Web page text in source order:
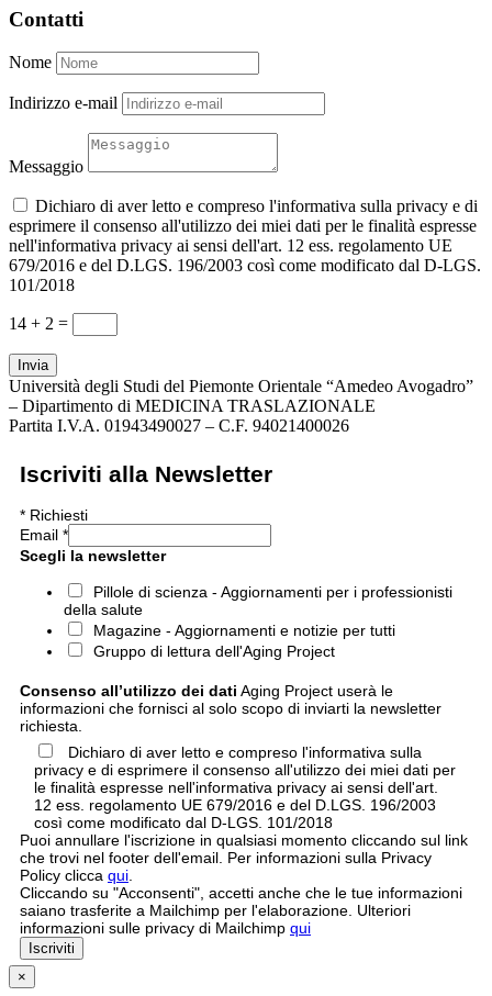
Contatti
Nome
Indirizzo e-mail
Messaggio
Dichiaro di aver letto e compreso l'informativa sulla privacy e di
esprimere il consenso all'utilizzo dei miei dati per le finalità espresse
nell'informativa privacy ai sensi dell'art. 12 ess. regolamento UE
679/2016 e del D.LGS. 196/2003 così come modificato dal D-LGS.
101/2018
14 + 2 =
Invia
Università degli Studi del Piemonte Orientale “Amedeo Avogadro”
– Dipartimento di MEDICINA TRASLAZIONALE
Partita I.V.A. 01943490027 – C.F. 94021400026
Iscriviti alla Newsletter
* Richiesti
Email *
Scegli la newsletter
Pillole di scienza - Aggiornamenti per i professionisti
della salute
Magazine - Aggiornamenti e notizie per tutti
Gruppo di lettura dell'Aging Project
Consenso all’utilizzo dei dati Aging Project userà le
informazioni che fornisci al solo scopo di inviarti la newsletter
richiesta.
Dichiaro di aver letto e compreso l'informativa sulla
privacy e di esprimere il consenso all'utilizzo dei miei dati per
le finalità espresse nell'informativa privacy ai sensi dell'art.
12 ess. regolamento UE 679/2016 e del D.LGS. 196/2003
così come modificato dal D-LGS. 101/2018
Puoi annullare l'iscrizione in qualsiasi momento cliccando sul link
che trovi nel footer dell'email. Per informazioni sulla Privacy
Policy clicca qui
Cliccando su "Acconsenti", accetti anche che le tue informazioni
saiano trasferite a Mailchimp per l'elaborazione. Ulteriori
informazioni sulle privacy di Mailchimp qui
×